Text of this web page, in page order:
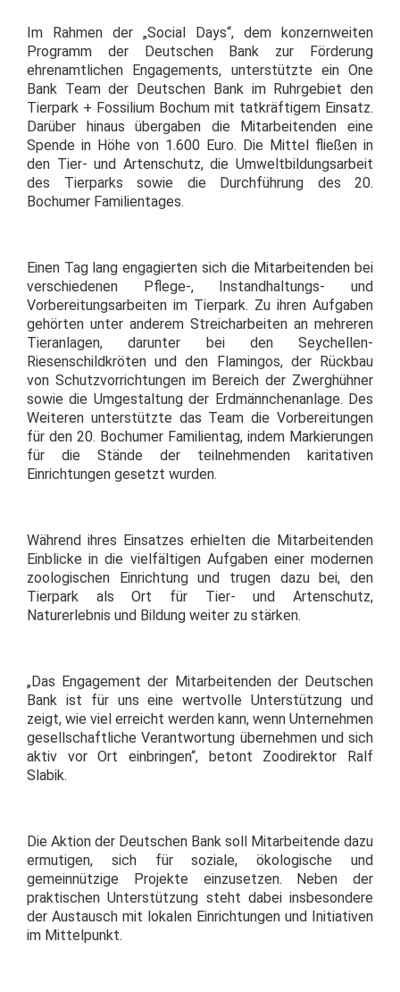
Im Rahmen der „Social Days“, dem konzernweiten
Programm der Deutschen Bank zur Förderung
ehrenamtlichen Engagements, unterstützte ein One
Bank Team der Deutschen Bank im Ruhrgebiet den
Tierpark + Fossilium Bochum mit tatkräftigem Einsatz.
Darüber hinaus übergaben die Mitarbeitenden eine
Spende in Höhe von 1.600 Euro. Die Mittel fließen in
den Tier- und Artenschutz, die Umweltbildungsarbeit
des Tierparks sowie die Durchführung des 20.
Bochumer Familientages.
Einen Tag lang engagierten sich die Mitarbeitenden bei
verschiedenen Pflege-, Instandhaltungs- und
Vorbereitungsarbeiten im Tierpark. Zu ihren Aufgaben
gehörten unter anderem Streicharbeiten an mehreren
Tieranlagen, darunter bei den Seychellen-
Riesenschildkröten und den Flamingos, der Rückbau
von Schutzvorrichtungen im Bereich der Zwerghühner
sowie die Umgestaltung der Erdmännchenanlage. Des
Weiteren unterstützte das Team die Vorbereitungen
für den 20. Bochumer Familientag, indem Markierungen
für die Stände der teilnehmenden karitativen
Einrichtungen gesetzt wurden.
Während ihres Einsatzes erhielten die Mitarbeitenden
Einblicke in die vielfältigen Aufgaben einer modernen
zoologischen Einrichtung und trugen dazu bei, den
Tierpark als Ort für Tier- und Artenschutz,
Naturerlebnis und Bildung weiter zu stärken.
„Das Engagement der Mitarbeitenden der Deutschen
Bank ist für uns eine wertvolle Unterstützung und
zeigt, wie viel erreicht werden kann, wenn Unternehmen
gesellschaftliche Verantwortung übernehmen und sich
aktiv vor Ort einbringen“, betont Zoodirektor Ralf
Slabik.
Die Aktion der Deutschen Bank soll Mitarbeitende dazu
ermutigen, sich für soziale, ökologische und
gemeinnützige Projekte einzusetzen. Neben der
praktischen Unterstützung steht dabei insbesondere
der Austausch mit lokalen Einrichtungen und Initiativen
im Mittelpunkt.